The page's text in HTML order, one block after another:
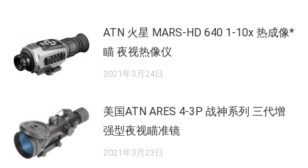
ATN 火星 MARS-HD 640 1-10x 热成像*
瞄 夜视热像仪
2021年3月24日
美国ATN ARES 4-3P 战神系列 三代增
强型夜视瞄准镜
2021年3月23日